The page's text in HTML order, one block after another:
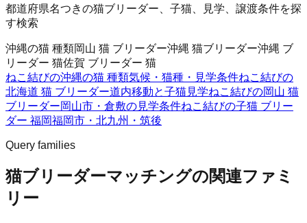
都道府県名つきの猫ブリーダー、子猫、見学、譲渡条件を探
す検索
沖縄の猫 種類岡山 猫 ブリーダー沖縄 猫ブリーダー沖縄 ブ
リーダー 猫佐賀 ブリーダー 猫
ねこ結びの沖縄の猫 種類気候・猫種・見学条件ねこ結びの
北海道 猫 ブリーダー道内移動と子猫見学ねこ結びの岡山 猫
ブリーダー岡山市・倉敷の見学条件ねこ結びの子猫 ブリー
ダー 福岡福岡市・北九州・筑後
Query families
猫ブリーダーマッチングの関連ファミ
リー